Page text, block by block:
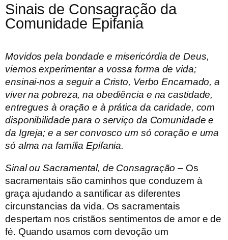
Sinais de Consagração da
Comunidade Epifania
Movidos pela bondade e misericórdia de Deus,
viemos experimentar a vossa forma de vida;
ensinai-nos a seguir a Cristo, Verbo Encarnado, a
viver na pobreza, na obediência e na castidade,
entregues à oração e à prática da caridade, com
disponibilidade para o serviço da Comunidade e
da Igreja; e a ser convosco um só coração e uma
só alma na família Epifania.
Sinal ou Sacramental, de Consagração– Os
sacramentais são caminhos que conduzem à
graça ajudando a santificar as diferentes
circunstancias da vida. Os sacramentais
despertam nos cristãos sentimentos de amor e de
fé. Quando usamos com devoção um